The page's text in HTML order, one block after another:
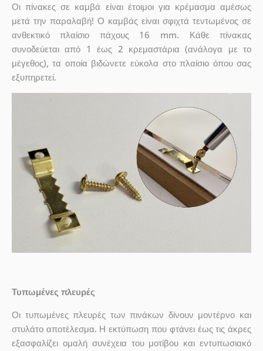
Οι πίνακες σε καμβά είναι έτοιμοι για κρέμασμα αμέσως
μετά την παραλαβή! Ο καμβάς είναι σφιχτά τεντωμένος σε
ανθεκτικό πλαίσιο πάχους 16 mm. Κάθε πίνακας
συνοδεύεται από 1 έως 2 κρεμαστάρια (ανάλογα με το
μέγεθος), τα οποία βιδώνετε εύκολα στο πλαίσιο όπου σας
εξυπηρετεί.
Τυπωμένες πλευρές
Οι τυπωμένες πλευρές των πινάκων δίνουν μοντέρνο και
στυλάτο αποτέλεσμα. Η εκτύπωση που φτάνει έως τις άκρες
εξασφαλίζει ομαλή συνέχεια του μοτίβου και εντυπωσιακό